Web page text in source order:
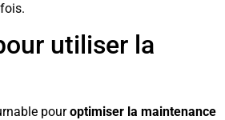
utiliser la
pouroptimiser la maintenance